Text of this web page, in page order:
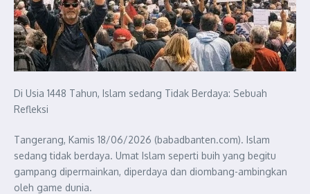
Di Usia 1448 Tahun, Islam sedang Tidak Berdaya: Sebuah
Refleksi
Tangerang, Kamis 18/06/2026 (babadbanten.com). Islam
sedang tidak berdaya. Umat Islam seperti buih yang begitu
gampang dipermainkan, diperdaya dan diombang-ambingkan
oleh game dunia.